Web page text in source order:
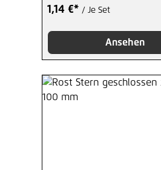
1,14 €* / Je Set
Ansehen